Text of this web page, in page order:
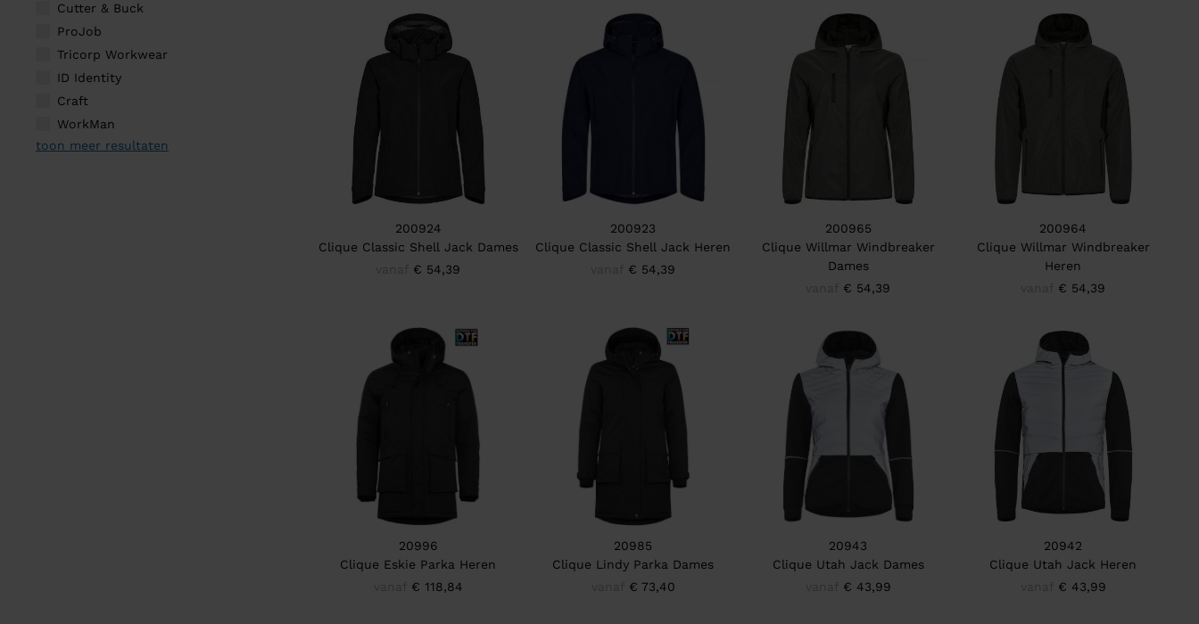
Cutter & Buck
ProJob
Tricorp Workwear
ID Identity
Craft
WorkMan
toon meer resultaten
200924
Clique Classic Shell Jack Dames
€ 54,39
200923
Clique Classic Shell Jack Heren
€ 54,39
200965
Clique Willmar Windbreaker
Dames
€ 54,39
200964
Clique Willmar Windbreaker
Heren
€ 54,39
20996
Clique Eskie Parka Heren
€ 118,84
20985
Clique Lindy Parka Dames
€ 73,40
20943
Clique Utah Jack Dames
€ 43,99
20942
Clique Utah Jack Heren
€ 43,99